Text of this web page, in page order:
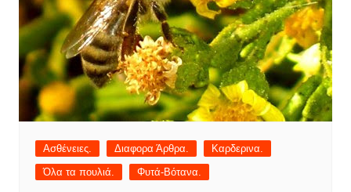
Ασθένειες. Διαφορα Άρθρα.
Καρδερινα.
Όλα τα πουλιά.
Φυτά-Βότανα.